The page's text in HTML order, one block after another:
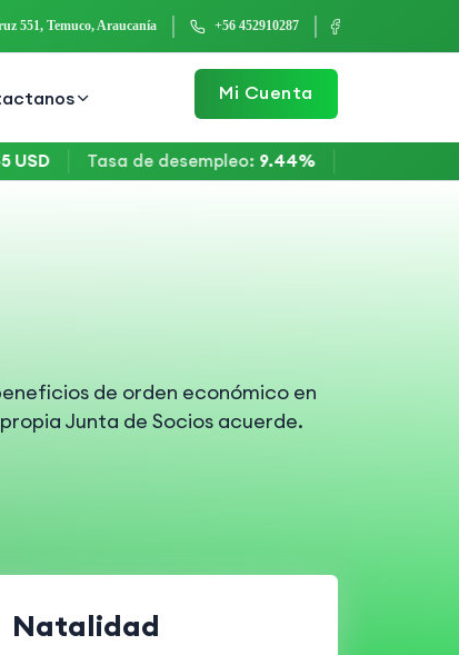
551, Temuco, Araucanía +56 452910287
Mi Cuenta
Tasa de desempleo: 9.44% Bitcoin
de orden económico en
Junta de Socios acuerde.
Natalidad